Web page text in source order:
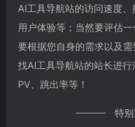
AI工具导航站的访问速度、
用户体验等；当然要评估
要根据您自身的需求以及
找AI工具导航站的站长进行
PV、跳出率等！
特